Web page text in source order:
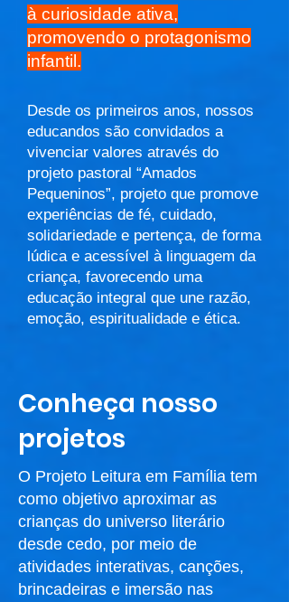
à curiosidade ativa,
promovendo o protagonismo
infantil.
Desde os primeiros anos, nossos
educandos são convidados a
vivenciar valores através do
projeto pastoral “Amados
Pequeninos”, projeto que promove
experiências de fé, cuidado,
solidariedade e pertença, de forma
lúdica e acessível à linguagem da
criança, favorecendo uma
educação integral que une razão,
emoção, espiritualidade e ética.
Conheça nosso
projetos
O Projeto Leitura em Família tem
como objetivo aproximar as
crianças do universo literário
desde cedo, por meio de
atividades interativas, canções,
brincadeiras e imersão nas